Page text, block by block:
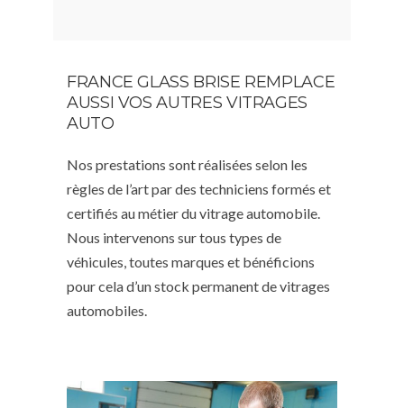
FRANCE GLASS BRISE REMPLACE
AUSSI VOS AUTRES VITRAGES
AUTO
Nos prestations sont réalisées selon les
règles de l’art par des techniciens formés et
certifiés au métier du vitrage automobile.
Nous intervenons sur tous types de
véhicules, toutes marques et bénéficions
pour cela d’un stock permanent de vitrages
automobiles.